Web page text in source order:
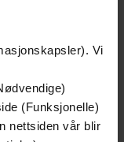
Vi
(Funksjonelle)
nettsiden vår blir